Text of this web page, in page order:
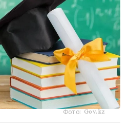
Фото: Gov.kz